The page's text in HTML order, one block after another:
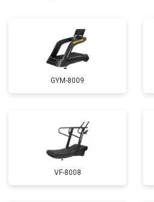
GYM-8009
VF-8008